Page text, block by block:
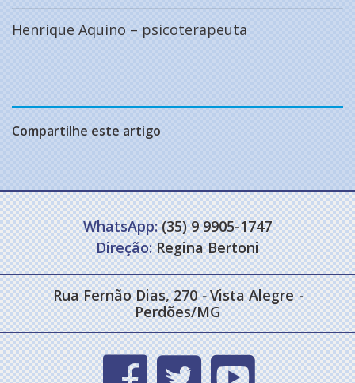
Henrique Aquino – psicoterapeuta
Compartilhe este artigo
WhatsApp:(35) 9 9905-1747
Direção:Regina Bertoni
Rua Fernão Dias, 270- Vista Alegre-
Perdões/MG